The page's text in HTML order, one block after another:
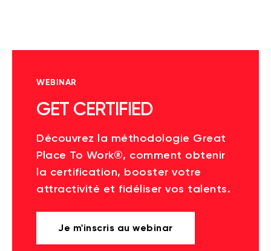
WEBINAR
GET CERTIFIED
Découvrez la méthodologie Great
Place To Work®, comment obtenir
la certification, booster votre
attractivité et fidéliser vos talents.
Je m'inscris au webinar